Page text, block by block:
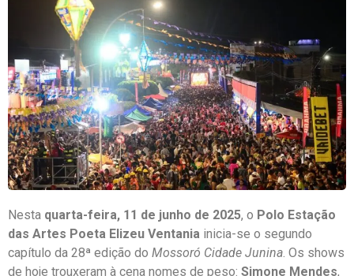
Nesta quarta-feira, 11 de junho de 2025, o Polo Estação
das Artes Poeta Elizeu Ventania inicia-se o segundo
capítulo da 28ª edição do Mossoró Cidade Junina . Os shows
de hoje trouxeram à cena nomes de peso: Simone Mendes,